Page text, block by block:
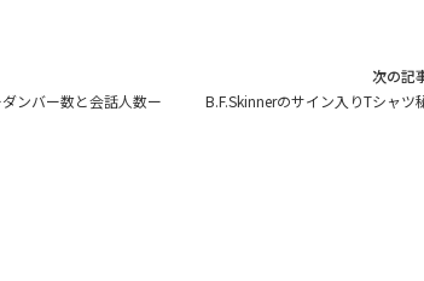
ンバー数と会話人数ー
次の記
B.F.Skinnerのサイン入りTシャツ